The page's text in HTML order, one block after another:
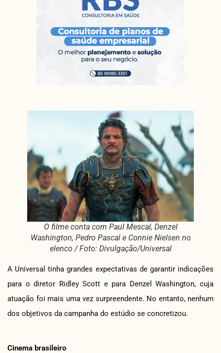
O filme conta com Paul Mescal, Denzel
Washington, Pedro Pascal e Connie Nielsen no
elenco / Foto: Divulgação/Universal
A Universal tinha grandes expectativas de garantir indicações
para o diretor Ridley Scott e para Denzel Washington, cuja
atuação foi mais uma vez surpreendente. No entanto, nenhum
dos objetivos da campanha do estúdio se concretizou.
Cinema brasileiro